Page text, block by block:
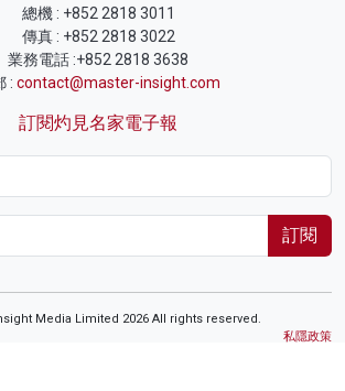
總機 : +852 2818 3011
傳真 : +852 2818 3022
業務電話 :+852 2818 3638
: contact@master-insight.com
訂閱灼見名家電子報
訂閱
Media Limited 2026 All rights reserved.
私隱政策